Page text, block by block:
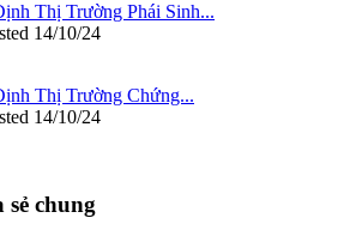
Thị Trường Phái Sinh...
14/10/24
Thị Trường Chứng...
14/10/24
chung